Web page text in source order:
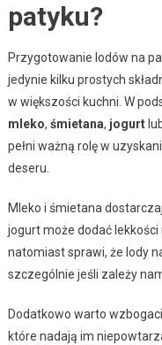
patyku?
Przygotowanie lodów na
jedynie kilku prostych
w większości kuchni. W
mleko, śmietana, jogurt
pełni ważną rolę w
deseru.
Mleko i śmietana
jogurt może dodać
natomiast sprawi, że lody
szczególnie jeśli zależy
Dodatkowo warto
które nadają im